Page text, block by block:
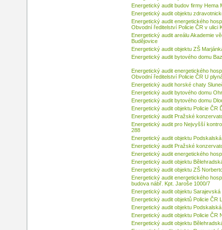
Energetický audit budov firmy Hema
Energetický audit objektu
Energetický audit energetického
Obvodní ředitelství Policie ČR v ulici
Energetický audit areálu Akademie
Budějovice
Energetický audit objektu ZŠ
Energetický audit bytového domu
Energetický audit energetického
Obvodní ředitelství Policie ČR U
Energetický audit horské chaty
Energetický audit bytového domu
Energetický audit bytového domu
Energetický audit objektu Policie ČR
Energetický audit Pražské
Energetický audit pro Nejvyšší
288
Energetický audit objektu
Energetický audit Pražské
Energetický audit energetického
Energetický audit objektu
Energetický audit objektu ZŠ
Energetický audit energetického
budova nábř. Kpt. Jaroše 1000/7
Energetický audit objektu Sarajevská
Energetický audit objektů Policie ČR
Energetický audit objektu
Energetický audit objektu Policie ČR
Energetický audit objektu